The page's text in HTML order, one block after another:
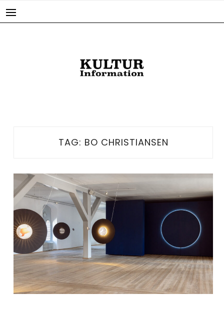
TAG: BO CHRISTIANSEN